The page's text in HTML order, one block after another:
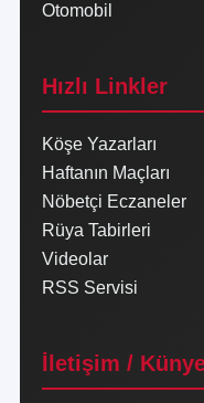
Otomobil
Hızlı Linkler
Köşe Yazarları
Haftanın Maçları
Nöbetçi Eczaneler
Rüya Tabirleri
Videolar
RSS Servisi
İletişim /